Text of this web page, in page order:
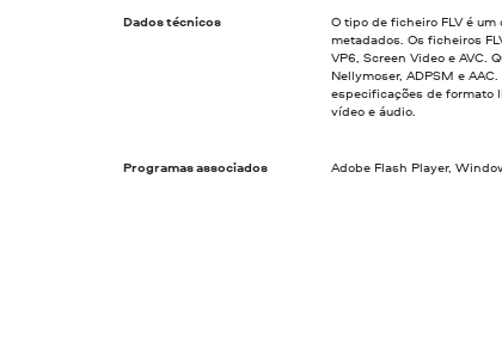
Dados técnicos
O tipo de ficheiro FLV é
metadados. Os ficheiros
VP6, Screen Video e AVC.
Nellymoser, ADPSM e
especificações de formato
vídeo e áudio.
Programas associados Adobe Flash Player,